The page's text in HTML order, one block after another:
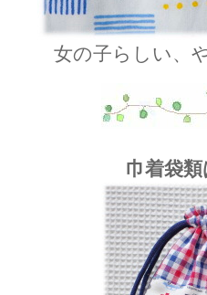
女の子らしい、
巾着袋